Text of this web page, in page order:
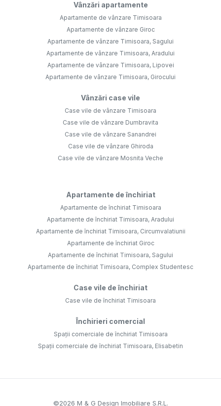
Vânzări apartamente
Apartamente de vânzare Timisoara
Apartamente de vânzare Giroc
Apartamente de vânzare Timisoara, Sagului
Apartamente de vânzare Timisoara, Aradului
Apartamente de vânzare Timisoara, Lipovei
Apartamente de vânzare Timisoara, Girocului
Vânzări case vile
Case vile de vânzare Timisoara
Case vile de vânzare Dumbravita
Case vile de vânzare Sanandrei
Case vile de vânzare Ghiroda
Case vile de vânzare Mosnita Veche
Apartamente de închiriat
Apartamente de închiriat Timisoara
Apartamente de închiriat Timisoara, Aradului
Apartamente de închiriat Timisoara, Circumvalatiunii
Apartamente de închiriat Giroc
Apartamente de închiriat Timisoara, Sagului
Apartamente de închiriat Timisoara, Complex Studentesc
Case vile de închiriat
Case vile de închiriat Timisoara
Închirieri comercial
Spații comerciale de închiriat Timisoara
Spații comerciale de închiriat Timisoara, Elisabetin
©2026 M & G Design Imobiliare S.R.L.